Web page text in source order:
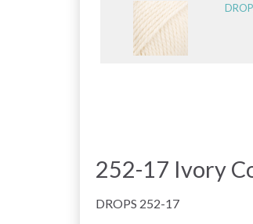
252-17 Ivory
DROPS 252-17